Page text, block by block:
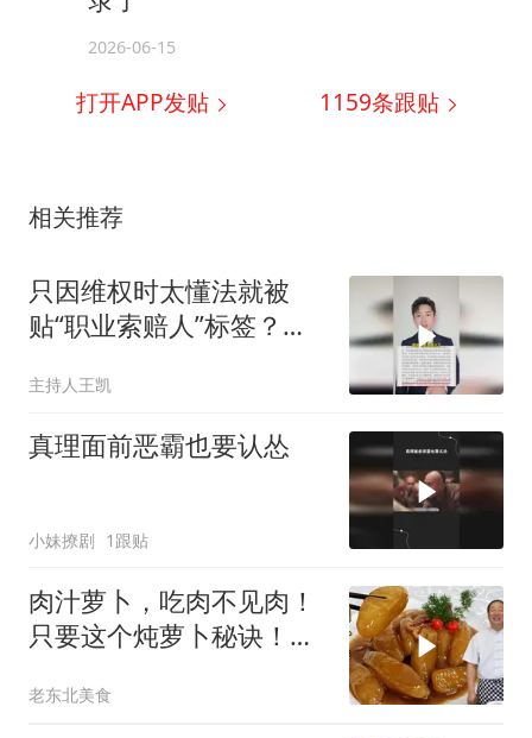
2026-06-15
打开APP发贴 1159条跟贴
相关推荐
只因维权时太懂法就被
贴“职业索赔人”标签？老
主持人王凯
真理面前恶霸也要认怂
小妹撩剧 1跟贴
肉汁萝卜，吃肉不见肉！
只要这个炖萝卜秘诀！比
老东北美食